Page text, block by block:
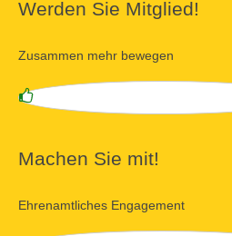
Werden Sie Mitglied!
Zusammen mehr bewegen
Machen Sie mit!
Ehrenamtliches Engagement